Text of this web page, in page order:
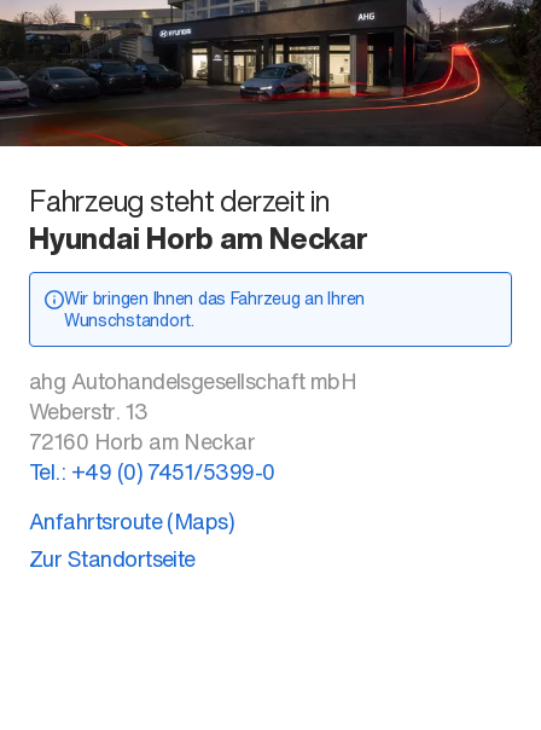
Fahrzeug steht derzeit in
Hyundai Horb am Neckar
Wir bringen Ihnen das Fahrzeug an Ihren
Wunschstandort.
ahg Autohandelsgesellschaft mbH
Weberstr. 13
72160 Horb am Neckar
Tel.: +49 (0) 7451/5399-0
Anfahrtsroute (Maps)
Zur Standortseite